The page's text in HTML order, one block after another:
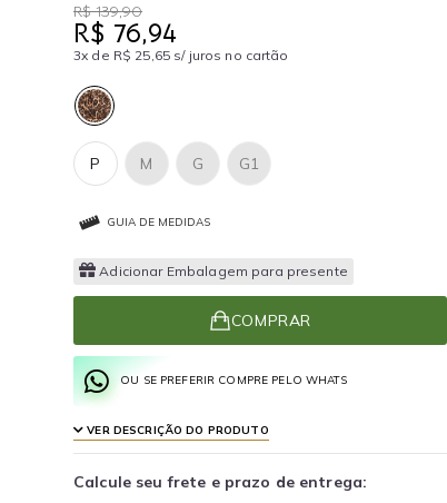
R$ 139,90
R$ 76,94
3x de R$ 25,65 s/ juros no cartão
G G1
M
P
GUIA DE MEDIDAS
Adicionar Embalagem para presente
COMPRAR
OU SE PREFERIR COMPRE PELO WHATS
VER DESCRIÇÃO DO PRODUTO
Calcule seu frete e prazo de entrega: